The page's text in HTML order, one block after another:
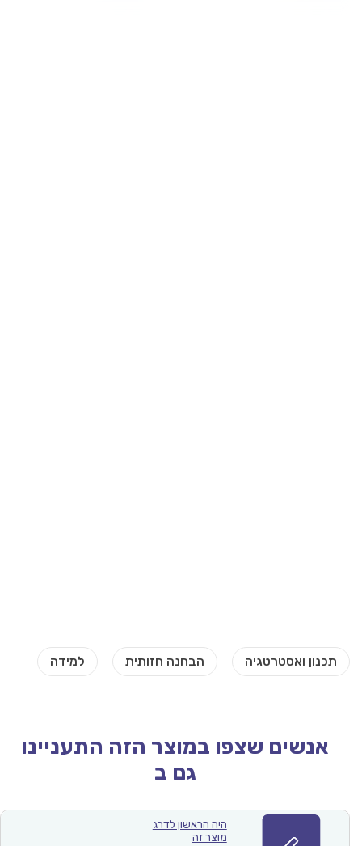
אנשים שצפו במוצר הזה התעניינו
גם ב
היה הראשון לדרג
מוצר זה